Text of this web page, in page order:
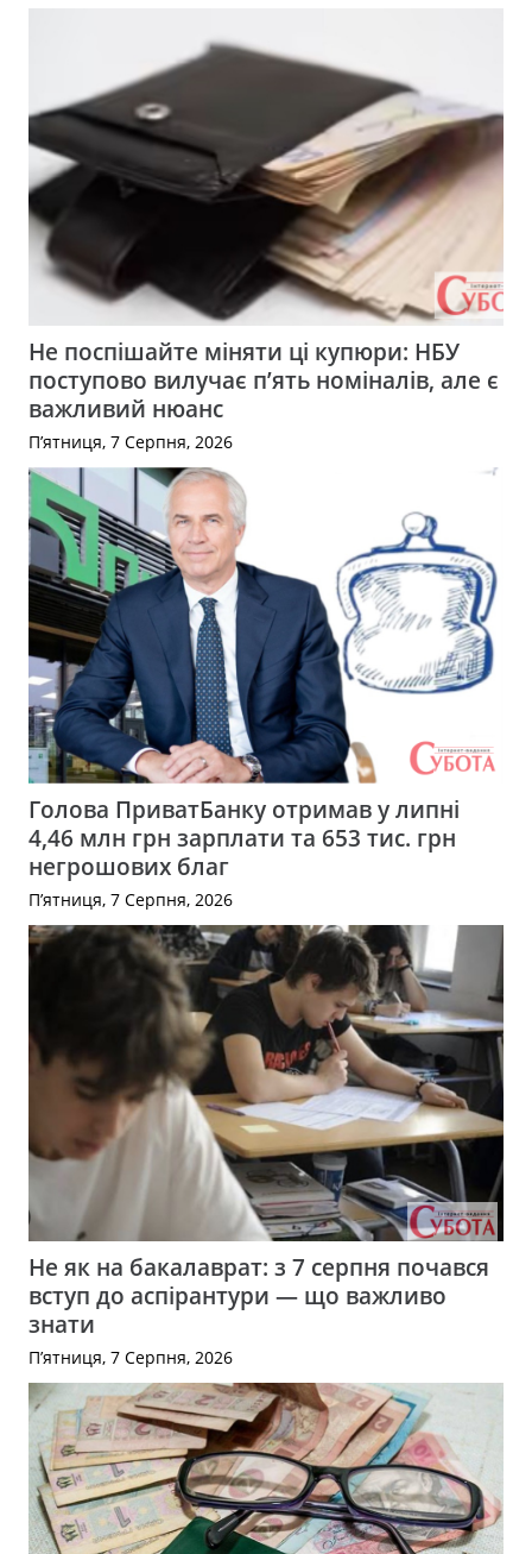
Не поспішайте міняти ці купюри: НБУ
поступово вилучає п’ять номіналів, але є
важливий нюанс
П’ятниця, 7 Серпня, 2026
Голова ПриватБанку отримав у липні
4,46 млн грн зарплати та 653 тис. грн
негрошових благ
П’ятниця, 7 Серпня, 2026
Не як на бакалаврат: з 7 серпня почався
вступ до аспірантури — що важливо
знати
П’ятниця, 7 Серпня, 2026